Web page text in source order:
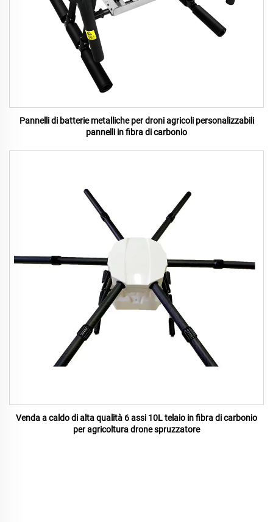
Pannelli di batterie metalliche per droni agricoli personalizzabili
pannelli in fibra di carbonio
Venda a caldo di alta qualità 6 assi 10L telaio in fibra di carbonio
per agricoltura drone spruzzatore